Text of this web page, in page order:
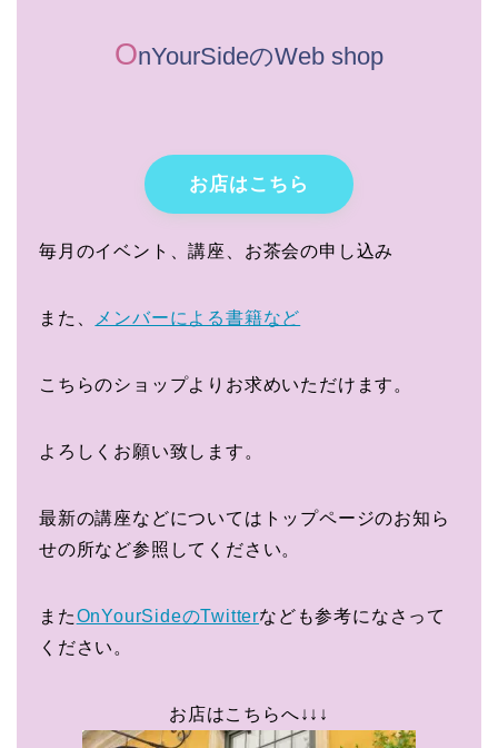
OnYourSideのWeb shop
お店はこちら
毎月のイベント、講座、お茶会の申し込み
また、 メンバーによる書籍など
こちらのショップよりお求めいただけます。
よろしくお願い致します。
最新の講座などについてはトップページのお知ら
せの所など参照してください。
またOnYourSideのTwitterなども参考になさって
ください。
お店はこちらへ↓↓↓